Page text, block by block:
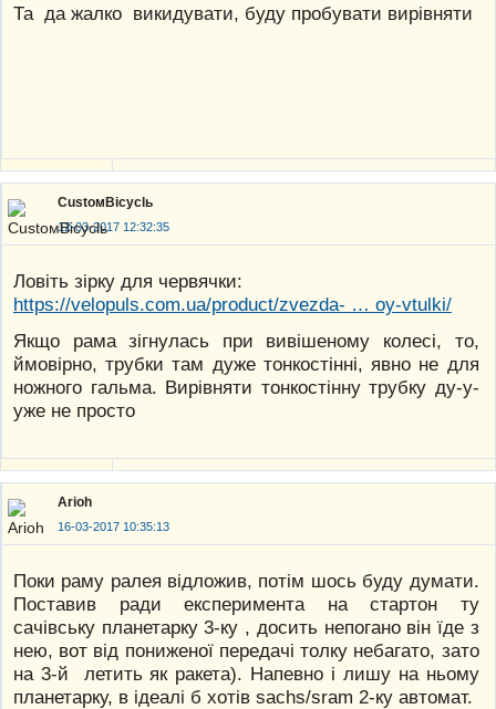
Та да жалко викидувати, буду пробувати вирівняти
CustoмBicyclь
12-03-2017 12:32:35
Ловіть зірку для червячки:
https://velopuls.com.ua/product/zvezda- … oy-vtulki/
Якщо рама зігнулась при вивішеному колесі, то,
ймовірно, трубки там дуже тонкостінні, явно не для
ножного гальма. Вирівняти тонкостінну трубку ду-у-
уже не просто
Arioh
16-03-2017 10:35:13
Поки раму ралея відложив, потім шось буду думати.
Поставив ради експеримента на стартон ту
сачівську планетарку 3-ку , досить непогано він їде з
нею, вот від пониженої передачі толку небагато, зато
на 3-й летить як ракета). Напевно і лишу на ньому
планетарку, в ідеалі б хотів sachs/sram 2-ку автомат.